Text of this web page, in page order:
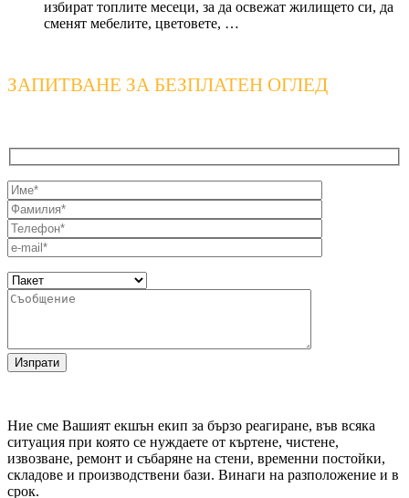
избират топлите месеци, за да освежат жилището си, да
сменят мебелите, цветовете, …
ЗАПИТВАНЕ ЗА БЕЗПЛАТЕН ОГЛЕД
Ние сме Вашият екшън екип за бързо реагиране, във всяка
ситуация при която се нуждаете от къртене, чистене,
извозване, ремонт и събаряне на стени, временни постойки,
складове и производствени бази. Винаги на разположение и в
срок.